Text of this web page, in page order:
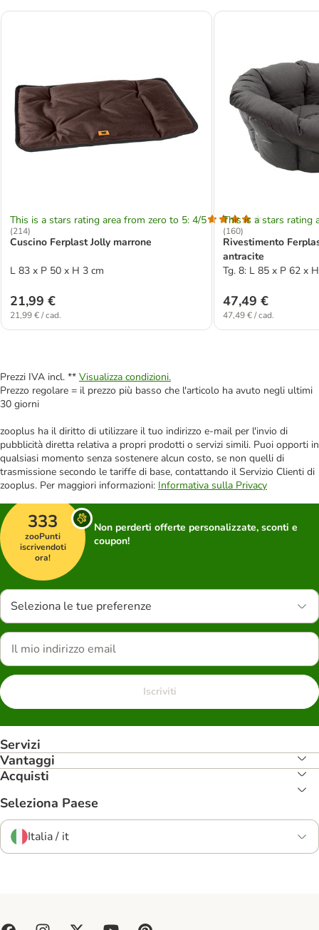
This is a stars rating area from zero to 5: 4/5
(214)
Cuscino Ferplast Jolly marrone
L 83 x P 50 x H 3 cm
21,99 €
21,99 € / cad.
This is a stars rating
(160)
Rivestimento
antracite
Tg. 8: L 85 x P 62 x
47,49 €
47,49 € / cad.
Prezzi IVA incl. ** Visualizza condizioni.
Prezzo regolare = il prezzo più basso che l'articolo ha avuto negli ultimi
30 giorni
zooplus ha il diritto di utilizzare il tuo indirizzo e-mail per l'invio di
pubblicità diretta relativa a propri prodotti o servizi simili. Puoi opporti in
qualsiasi momento senza sostenere alcun costo, se non quelli di
trasmissione secondo le tariffe di base, contattando il Servizio Clienti di
zooplus. Per maggiori informazioni: Informativa sulla Privacy
333
zooPunti
iscrivendoti
ora!
Non perderti offerte personalizzate, sconti e
coupon!
Seleziona le tue preferenze
Iscriviti
Servizi
Vantaggi
Acquisti
Seleziona Paese
Italia / it